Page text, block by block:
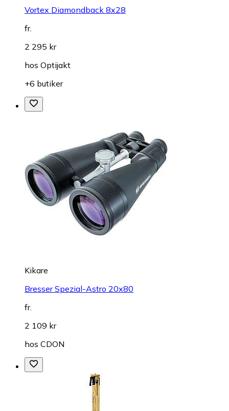
Vortex Diamondback 8x28
fr.
2 295 kr
hos Optijakt
+6 butiker
Kikare
Bresser Spezial-Astro 20x80
fr.
2 109 kr
hos CDON